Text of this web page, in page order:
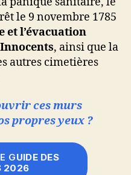
le 9 novembre 1785
l’évacuation
, ainsi que la
autres cimetières
ces murs
propres yeux ?
GUIDE DES
2026